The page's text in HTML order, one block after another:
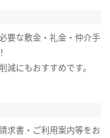
要な敷金・礼金・仲介手
減にもおすすめです。
求書・ご利用案内等をお